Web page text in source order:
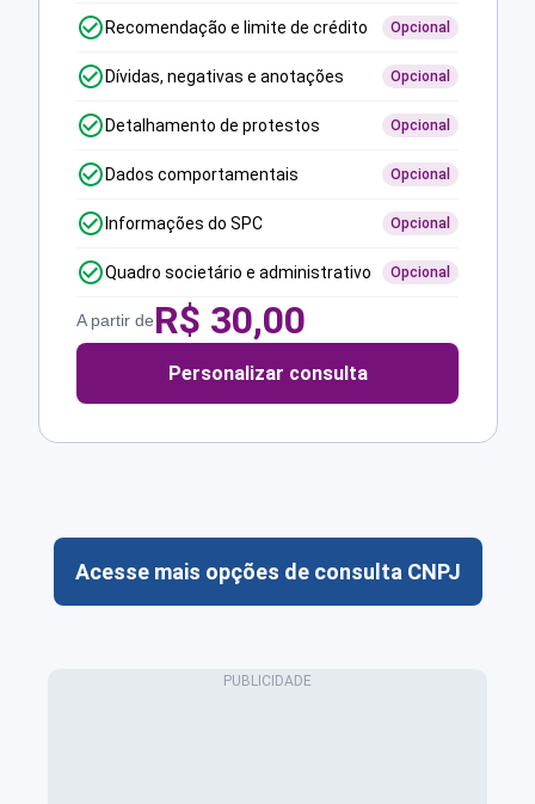
Recomendação e limite de crédito Opcional
Dívidas, negativas e anotações Opcional
Detalhamento de protestos Opcional
Dados comportamentais Opcional
Informações do SPC Opcional
Quadro societário e administrativo Opcional
A partir deR$ 30,00
Personalizar consulta
Acesse mais opções de consulta CNPJ